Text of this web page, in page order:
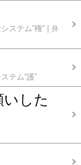
ステム“権”
弁
テム“護”
いした